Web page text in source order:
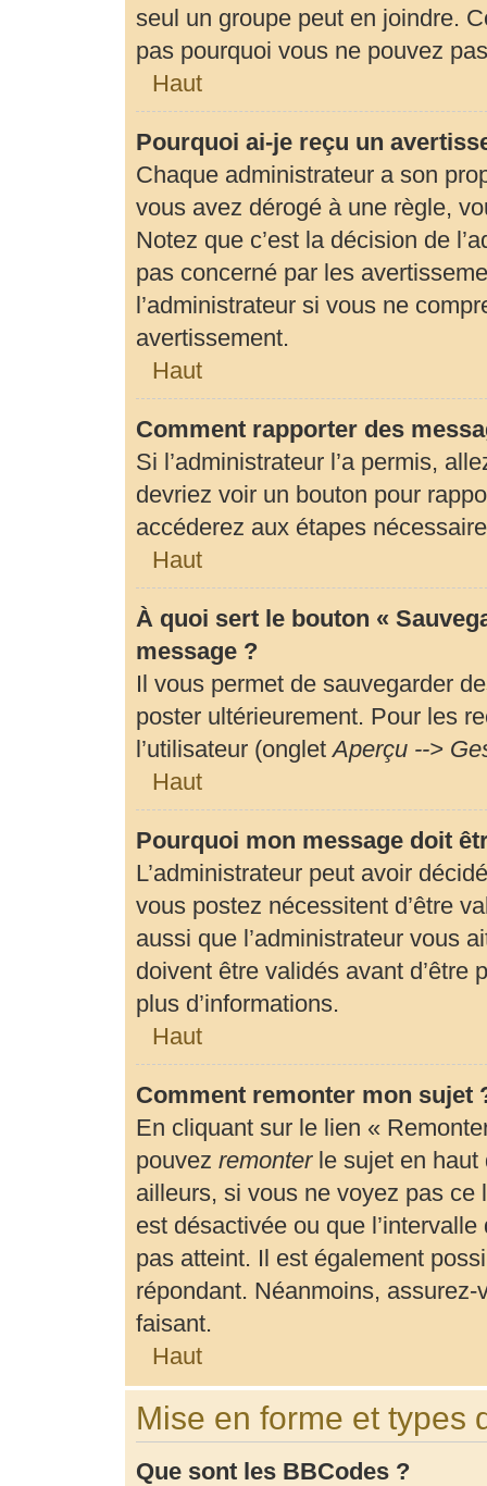
seul un groupe peut en joindre.
pas pourquoi vous ne pouvez
Haut
Pourquoi ai-je reçu un
Chaque administrateur a son
vous avez dérogé à une règle,
Notez que c’est la décision de
pas concerné par les
l’administrateur si vous ne
avertissement.
Haut
Comment rapporter des
Si l’administrateur l’a permis,
devriez voir un bouton pour
accéderez aux étapes
Haut
À quoi sert le bouton «
message ?
Il vous permet de sauvegarder
poster ultérieurement. Pour les
l’utilisateur (ongletAperçu -->
Haut
Pourquoi mon message doit
L’administrateur peut avoir
vous postez nécessitent d’être
aussi que l’administrateur vous
doivent être validés avant d’être
plus d’informations.
Haut
Comment remonter mon sujet
En cliquant sur le lien «
pouvez remonterle sujet en haut
ailleurs, si vous ne voyez pas
est désactivée ou que
pas atteint. Il est également
répondant. Néanmoins,
faisant.
Haut
Mise en forme et types
Que sont les BBCodes ?